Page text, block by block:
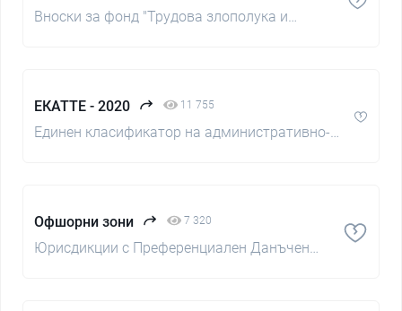
Вноски за фонд "Трудова злополука и
ЕКАТТЕ - 2020 11 755
Единен класификатор на административно-
Офшорни зони 7 320
Юрисдикции с Преференциален Данъчен